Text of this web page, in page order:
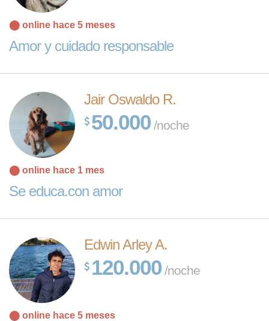
⬤ online hace 5 meses
Amor y cuidado responsable
Jair Oswaldo R.
50.000 /noche
⬤ online hace 1 mes
Se educa.con amor
Edwin Arley A.
120.000 /noche
⬤ online hace 5 meses